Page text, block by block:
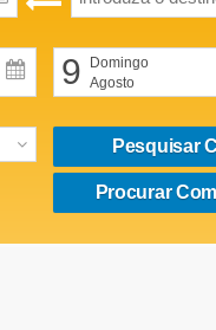
9
Domingo
Agosto
Pesquisar
Procurar